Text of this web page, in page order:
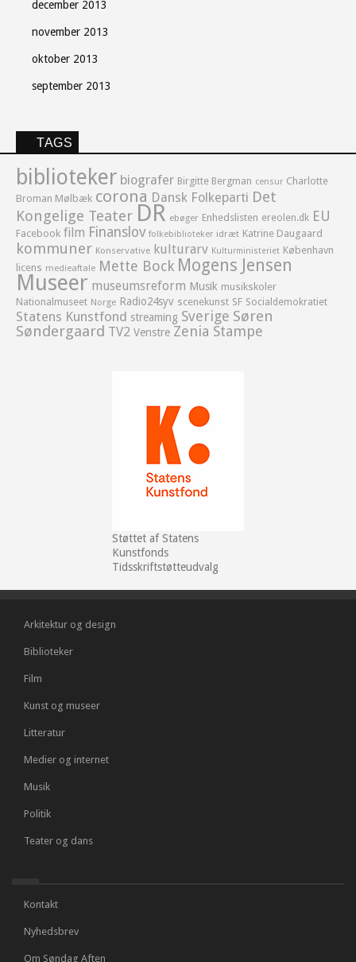
december 2013
november 2013
oktober 2013
september 2013
TAGS
biblioteker biografer Birgitte Bergman censur Charlotte
Broman Mølbæk corona Dansk Folkeparti Det
Kongelige Teater DR ebøger Enhedslisten ereolen.dk EU
Facebook film Finanslov folkebiblioteker idræt Katrine Daugaard
kommuner Konservative kulturarv Kulturministeriet København
licens medieaftale Mette Bock Mogens Jensen
Museer museumsreform Musik musikskoler
Nationalmuseet Norge Radio24syv scenekunst SF Socialdemokratiet
Statens Kunstfond streaming Sverige Søren
Søndergaard TV2 Venstre Zenia Stampe
Støttet af Statens
Kunstfonds
Tidsskriftstøtteudvalg
Arkitektur og design
Biblioteker
Film
Kunst og museer
Litteratur
Medier og internet
Musik
Politik
Teater og dans
Kontakt
Nyhedsbrev
Om Søndag Aften